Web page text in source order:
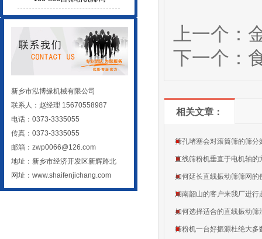
新乡市泓博缘机械有限公司
联系人：赵经理 15670558987
电话：0373-3335055
传真：0373-3335055
邮箱：zwp0066@126.com
地址：新乡市经济开发区新辉路北
网址： www.shaifenjichang.com
上一个：
下一个：
相关文章：
筛孔堵塞会对滚筒筛的筛分
直线筛粉机垂直于电机轴的
如何延长直线振动筛筛网的
湖南韶山的客户来我厂进行
如何选择适合的直线振动筛
筛粉机一台好振源杜绝大多